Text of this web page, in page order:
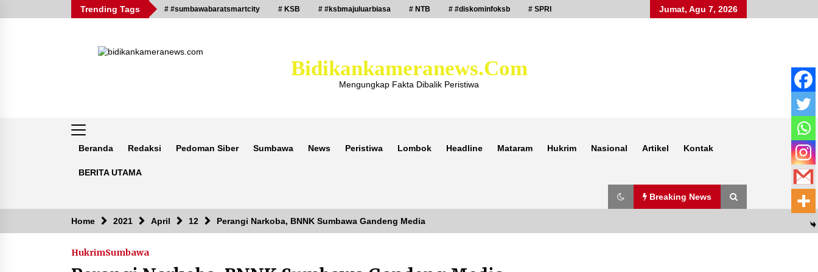
to
Trending Tags # #sumbawabaratsmartcity # KSB # #ksbmajuluarbiasa # NTB # #diskominfoksb # SPRI Jumat, Agu 7, 2026
Bidikankameranews.com
Mengungkap Fakta Dibalik Peristiwa
Beranda Redaksi Pedoman Siber Sumbawa News Peristiwa Lombok Headline Mataram Hukrim Nasional Artikel Kontak
BERITA UTAMA
Breaking News
Breaking News
Kejaksaan KSB Mulai Lidik Mafia
Tanah Desa Sekongkang Bawah
Sepayung Kec. Plampang, Polres
Home 2021 April 12 Perangi Narkoba, BNNK Sumbawa Gandeng Media
HukrimSumbawa